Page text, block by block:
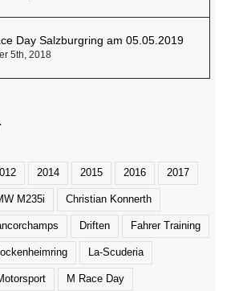
Day Salzburgring am 05.05.2019
5th, 2018
2014 2015 2016 2017
M235i Christian Konnerth
Driften Fahrer Training
La-Scuderia
M Race Day